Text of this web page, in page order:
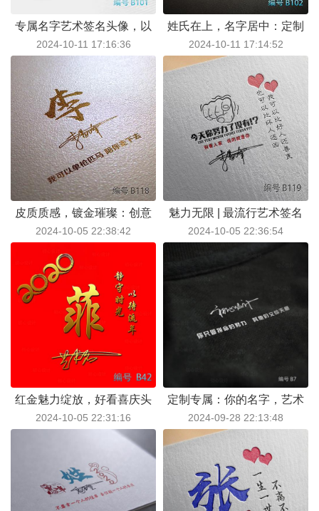
专属名字艺术签名头像，以
你的名字，演绎非凡创意与
个性魅力
2024-10-11 17:16:36
姓氏在上，名字居中：定制
艺术签名微信头像，彰显个
性风采
2024-10-11 17:14:52
皮质质感，镀金璀璨：创意
艺术签名头像的独特魅力
2024-10-05 22:38:42
魅力无限 | 最流行艺术签名
头像，等你来发现心中最爱
2024-10-05 22:36:54
红金魅力绽放，好看喜庆头
像来袭：姓氏艺术签名点亮
2024-10-05 22:31:16
定制专属：你的名字，艺术
签名融入头像，诠释‘你只管
拼命的努力’之魂
2024-09-28 22:13:48